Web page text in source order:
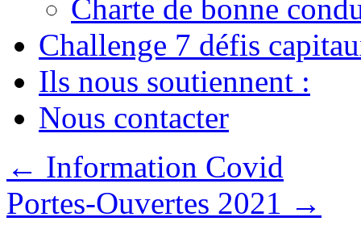
Charte de bonne
Challenge 7 défis
Ils nous soutiennent :
Nous contacter
← Information Covid
Portes-Ouvertes 2021 →